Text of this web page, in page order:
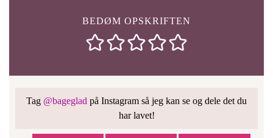
BEDØM OPSKRIFTEN
Tag @bageglad på Instagram så jeg kan se og dele det du
har lavet!